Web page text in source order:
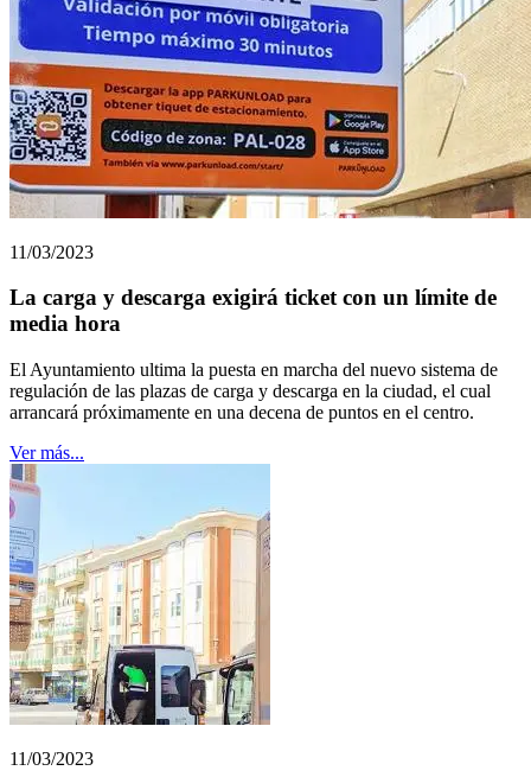
11/03/2023
La carga y descarga exigirá ticket con un límite de
media hora
El Ayuntamiento ultima la puesta en marcha del nuevo sistema de
regulación de las plazas de carga y descarga en la ciudad, el cual
arrancará próximamente en una decena de puntos en el centro.
Ver más...
11/03/2023